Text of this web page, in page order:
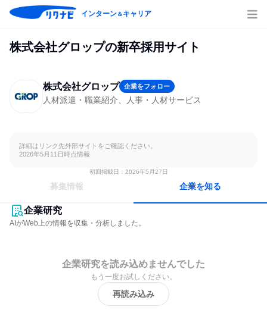
インターン＆キャリア
株式会社グロップの新卒採用サイト
株式会社グロップ 企業をフォロー
人材派遣・職業紹介、人事・人材サービス
詳細はリンク先外部サイトをご確認ください。
2026年5月11日時点情報
初回掲載日：2026年5月27日
募集情報 企業を知る
企業研究
AIがWeb上の情報を収集・分析しました。
企業研究を読み込めませんでした
もう一度お試しください。
再読み込み